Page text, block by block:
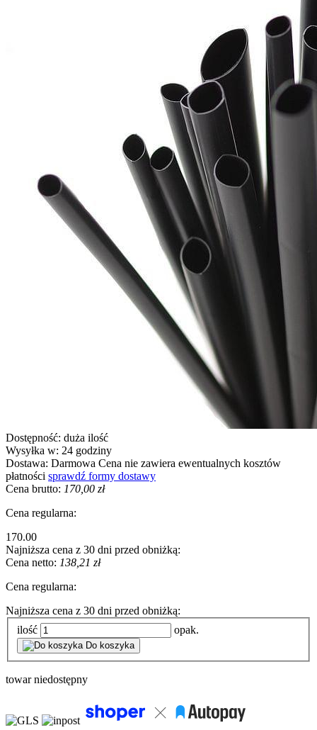
Dostępność: duża ilość
Wysyłka w: 24 godziny
Dostawa: Darmowa Cena nie zawiera ewentualnych kosztów
płatności sprawdź formy dostawy
Cena brutto: 170,00 zł
Cena regularna:
170.00
Najniższa cena z 30 dni przed obniżką:
Cena netto: 138,21 zł
Cena regularna:
Najniższa cena z 30 dni przed obniżką:
ilość
opak.
Do koszyka
towar niedostępny